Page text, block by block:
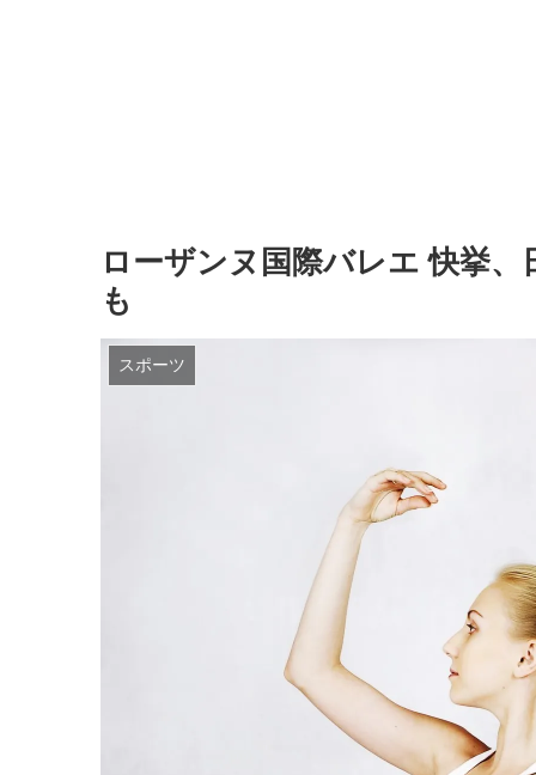
ローザンヌ国際バレエ 快挙
も
スポーツ